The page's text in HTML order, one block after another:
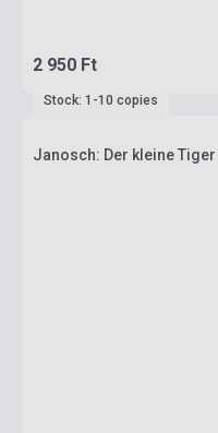
2 950 Ft
Stock: 1-10 copies
Janosch: Der kleine